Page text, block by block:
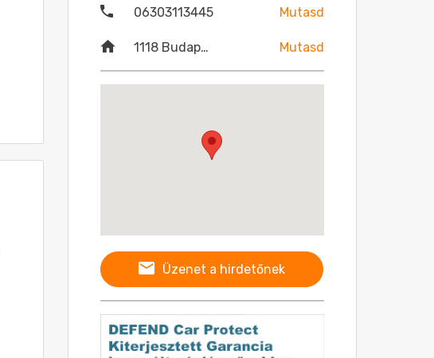
06303113445 Mutasd
1118 Budapest, Budaörsi út 52. Mutasd
Üzenet a hirdetőnek